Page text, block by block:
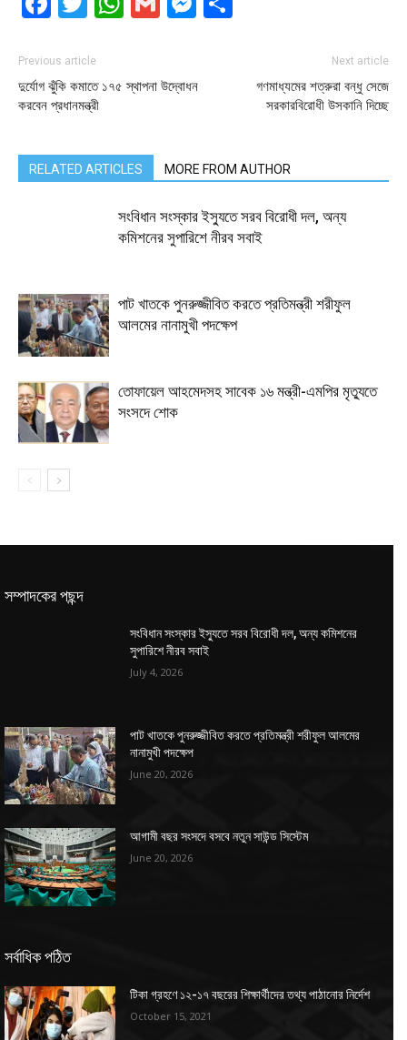
Previous article
দুর্যোগ ঝুঁকি কমাতে ১৭৫ স্থাপনা উদ্বোধন
করবেন প্রধানমন্ত্রী
Next article
গণমাধ্যমের শত্রুরা বন্ধু সেজে
সরকারবিরোধী উসকানি দিচ্ছে
RELATED ARTICLES MORE FROM AUTHOR
সংবিধান সংস্কার ইস্যুতে সরব বিরোধী দল, অন্য
কমিশনের সুপারিশে নীরব সবাই
পাট খাতকে পুনরুজ্জীবিত করতে প্রতিমন্ত্রী শরীফুল
আলমের নানামুখী পদক্ষেপ
তোফায়েল আহমেদসহ সাবেক ১৬ মন্ত্রী-এমপির মৃত্যুতে
সংসদে শোক
সম্পাদকের পছন্দ
সংবিধান সংস্কার ইস্যুতে সরব বিরোধী দল, অন্য কমিশনের
সুপারিশে নীরব সবাই
July 4, 2026
পাট খাতকে পুনরুজ্জীবিত করতে প্রতিমন্ত্রী শরীফুল আলমের
নানামুখী পদক্ষেপ
June 20, 2026
আগামী বছর সংসদে বসবে নতুন সাউন্ড সিস্টেম
June 20, 2026
সর্বাধিক পঠিত
টিকা গ্রহণে ১২-১৭ বছরের শিক্ষার্থীদের তথ্য পাঠানোর নির্দেশ
October 15, 2021